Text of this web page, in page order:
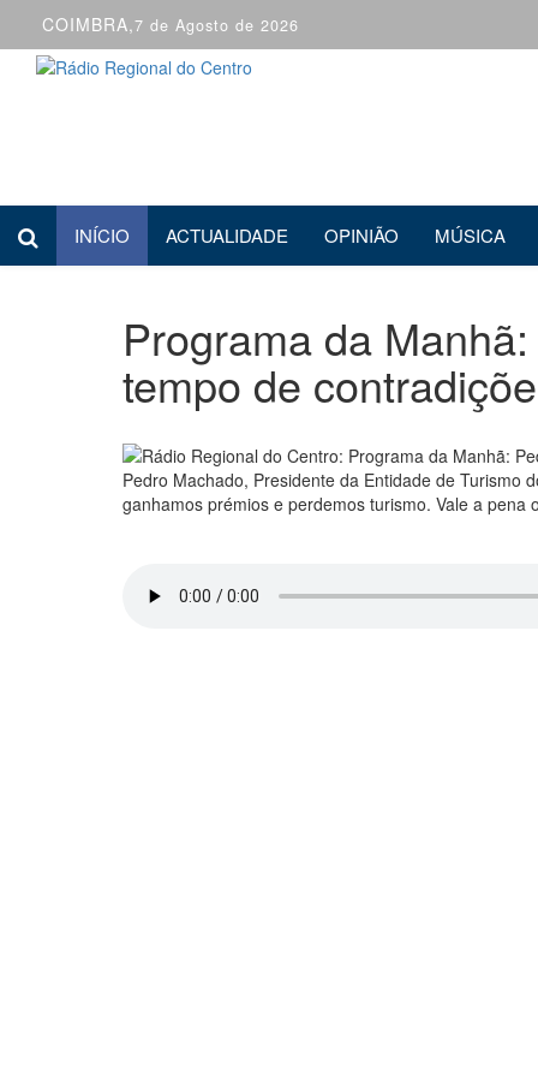
COIMBRA,7 de Agosto de 2026
INÍCIO ACTUALIDADE OPINIÃO MÚSICA
Programa da
tempo de
Pedro Machado, Presidente da Entidade de Turismo
ganhamos prémios e perdemos turismo. Vale a pena